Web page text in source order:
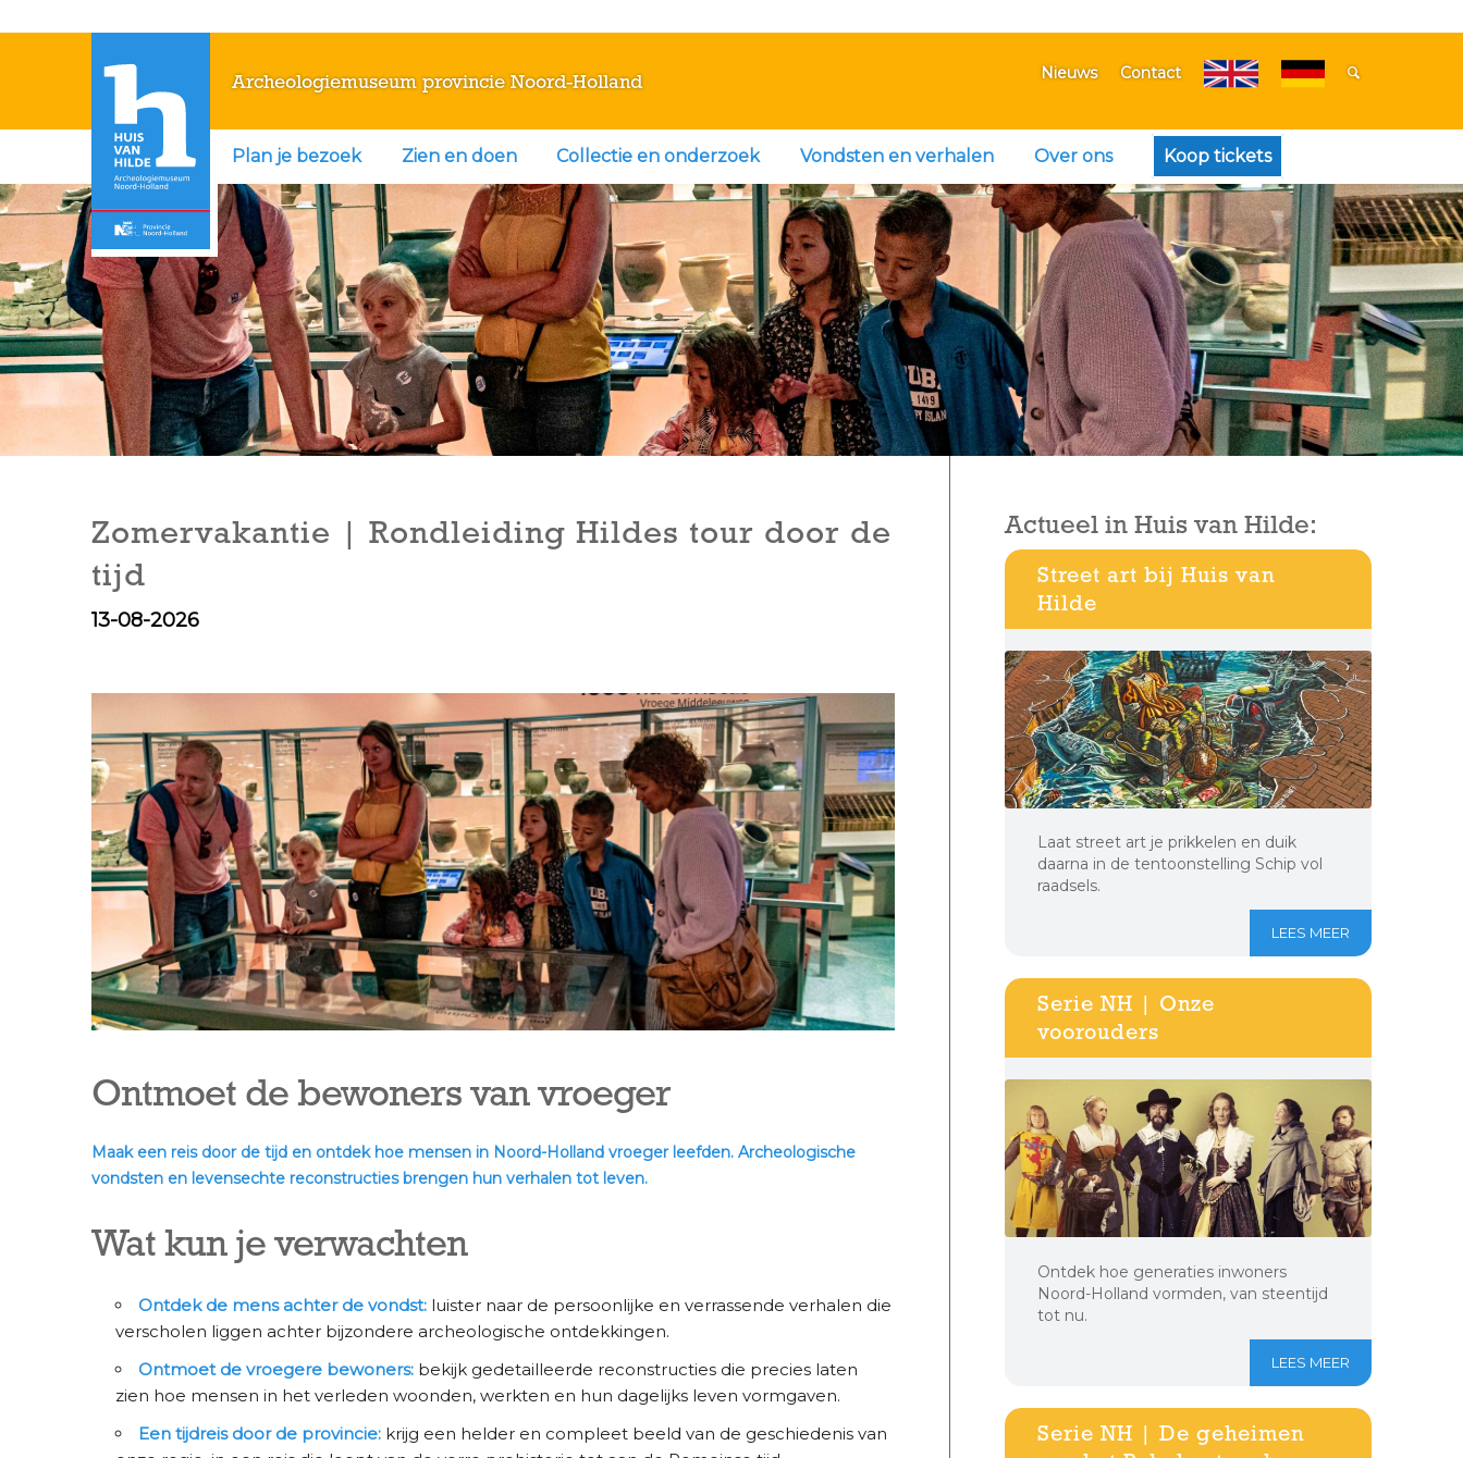
Archeologiemuseum provincie Noord-Holland Nieuws Contact
Plan je bezoek Zien en doen Collectie en onderzoek Vondsten en verhalen Over ons Koop tickets
Zomervakantie | Rondleiding Hildes tour door de
tijd
13-08-2026
Ontmoet de bewoners van vroeger
Maak een reis door de tijd en ontdek hoe mensen in Noord-Holland vroeger leefden. Archeologische
vondsten en levensechte reconstructies brengen hun verhalen tot leven.
Wat kun je verwachten
Ontdek de mens achter de vondst:luister naar de persoonlijke en verrassende verhalen die
verscholen liggen achter bijzondere archeologische ontdekkingen.
Ontmoet de vroegere bewoners:bekijk gedetailleerde reconstructies die precies laten
zien hoe mensen in het verleden woonden, werkten en hun dagelijks leven vormgaven.
Een tijdreis door de provincie:krijg een helder en compleet beeld van de geschiedenis van
Actueel in Huis van Hilde:
Street art bij Huis van
Hilde
Laat street art je prikkelen en duik
daarna in de tentoonstelling Schip vol
raadsels.
LEES MEER
Serie NH | Onze
voorouders
Ontdek hoe generaties inwoners
Noord-Holland vormden, van steentijd
tot nu.
LEES MEER
Serie NH | De geheimen